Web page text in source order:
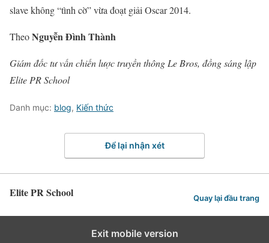
slave không “tình cờ” vừa đoạt giải Oscar 2014.
TheoNguyễn Đình Thành
Giám đốc tư vấn chiến lược truyền thông Le Bros, đồng sáng lập
Elite PR School
Danh mục: blog, Kiến thức
Để lại nhận xét
Elite PR School Quay lại đầu trang
Exit mobile version